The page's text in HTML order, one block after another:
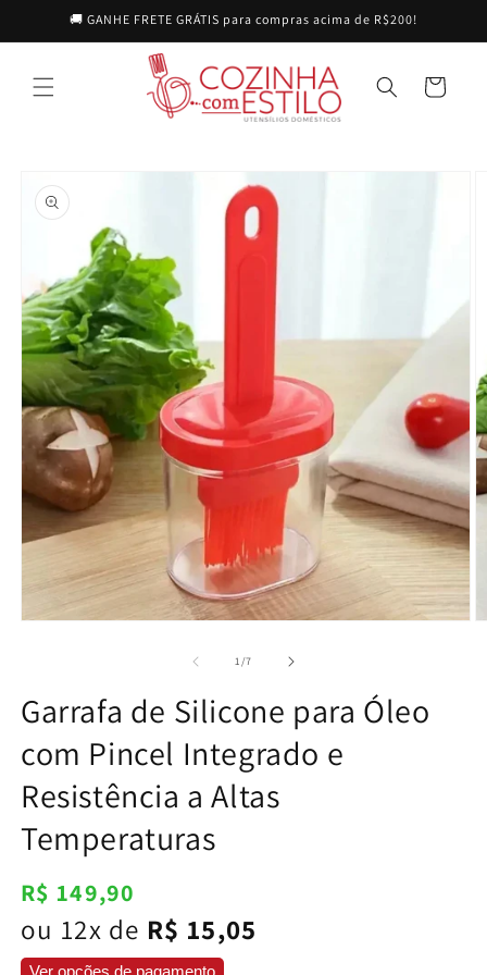
para o
conteúdo
🚚 GANHE FRETE GRÁTIS para compras acima de R$200!
Carrinho
informações
do produto
modal
1/de
7
Garrafa de Silicone para Óleo
com Pincel Integrado e
Resistência a Altas
Temperaturas
Preço
normal
R$ 149,90
ou 12x de R$ 15,05
Ver opções de pagamento